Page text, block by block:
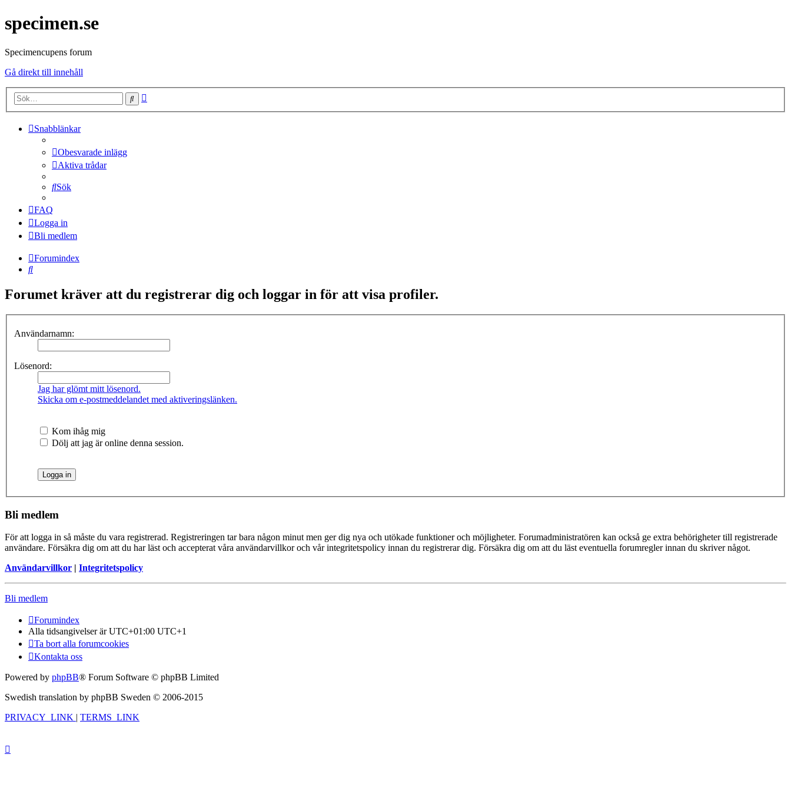
specimen.se
Specimencupens forum
Gå direkt till innehåll
Sök
Snabblänkar
Obesvarade inlägg
Aktiva trådar
Sök
FAQ
Logga in
Bli medlem
Forumindex
Sök
Forumet kräver att du registrerar dig och loggar in för att visa profiler.
Användarnamn:
Lösenord:
Jag har glömt mitt lösenord.
Skicka om e-postmeddelandet med aktiveringslänken.
Kom ihåg mig
Dölj att jag är online denna session.
Bli medlem
För att logga in så måste du vara registrerad. Registreringen tar bara någon minut men ger dig nya och utökade funktioner och möjligheter. Forumadministratören kan också ge extra behörigheter till registrerade
användare. Försäkra dig om att du har läst och accepterat våra användarvillkor och vår integritetspolicy innan du registrerar dig. Försäkra dig om att du läst eventuella forumregler innan du skriver något.
Användarvillkor | Integritetspolicy
Bli medlem
Forumindex
Alla tidsangivelser är UTC+01:00 UTC+1
Ta bort alla forumcookies
Kontakta oss
Powered by phpBB® Forum Software © phpBB Limited
Swedish translation by phpBB Sweden © 2006-2015
PRIVACY_LINK | TERMS_LINK